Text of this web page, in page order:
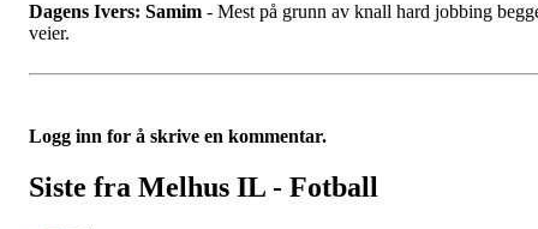
Dagens Ivers: Samim - Mest på grunn av knall hard jobbing
veier.
Logg inn for å skrive en kommentar.
Siste fra Melhus IL - Fotball